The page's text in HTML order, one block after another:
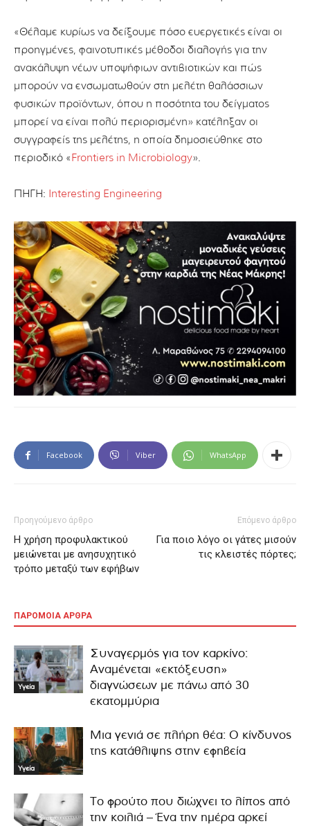
«Θέλαμε κυρίως να δείξουμε πόσο ευεργετικές είναι οι
προηγμένες, φαινοτυπικές μέθοδοι διαλογής για την
ανακάλυψη νέων υποψήφιων αντιβιοτικών και πώς
μπορούν να ενσωματωθούν στη μελέτη θαλάσσιων
φυσικών προϊόντων, όπου η ποσότητα του δείγματος
μπορεί να είναι πολύ περιορισμένη» κατέληξαν οι
συγγραφείς της μελέτης, η οποία δημοσιεύθηκε στο
περιοδικό « Frontiers in Microbiology».
ΠΗΓΗ: Interesting Engineering
Facebook Viber WhatsApp
Προηγούμενο άρθρο
Η χρήση προφυλακτικού
μειώνεται με ανησυχητικό
τρόπο μεταξύ των εφήβων
Επόμενο άρθρο
Για ποιο λόγο οι γάτες μισούν
τις κλειστές πόρτες;
ΠΑΡΟΜΟΙΑ ΑΡΘΡΑ
Υγεία
Συναγερμός για τον καρκίνο:
Αναμένεται «εκτόξευση»
διαγνώσεων με πάνω από 30
εκατομμύρια
Υγεία
Μια γενιά σε πλήρη θέα: Ο κίνδυνος
της κατάθλιψης στην εφηβεία
Το φρούτο που διώχνει το λίπος από
την κοιλιά – Ένα την ημέρα αρκεί